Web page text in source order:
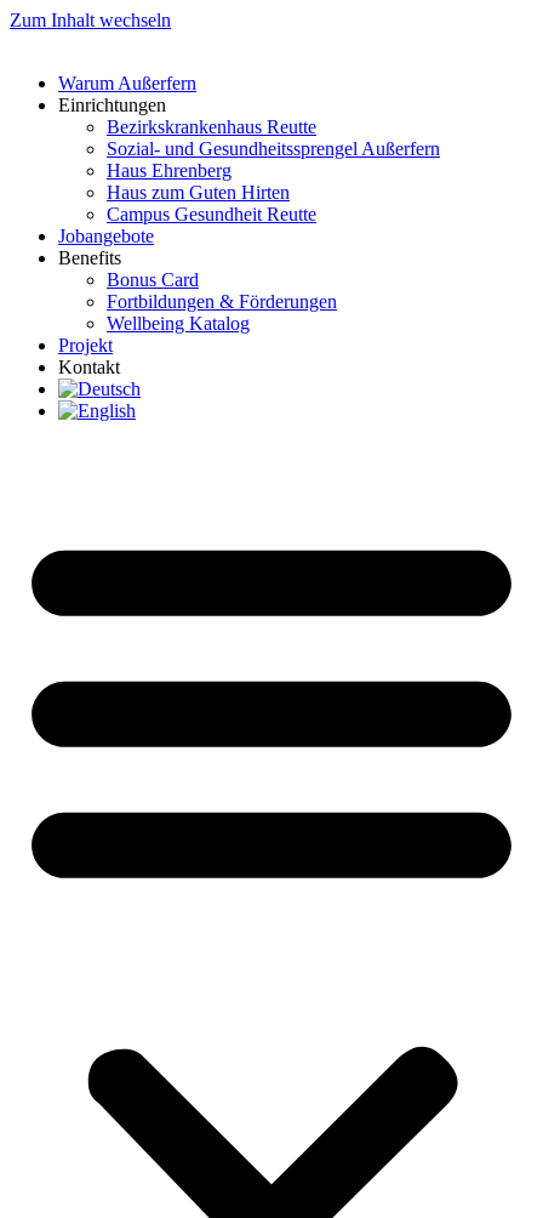
Zum Inhalt wechseln
Warum Außerfern
Einrichtungen
Bezirkskrankenhaus Reutte
Sozial- und Gesundheitssprengel Außerfern
Haus Ehrenberg
Haus zum Guten Hirten
Campus Gesundheit Reutte
Jobangebote
Benefits
Bonus Card
Fortbildungen & Förderungen
Wellbeing Katalog
Projekt
Kontakt